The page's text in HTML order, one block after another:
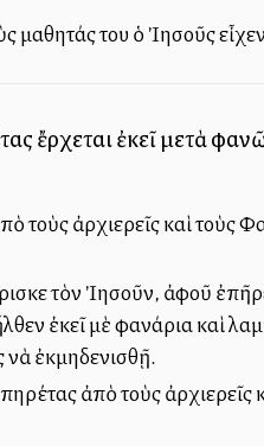
μαθητάς του ὁ Ἰησοῦς
ἔρχεται ἐκεῖ μετὰ
ἀρχιερεῖς καὶ τοὺς
τὸν Ἰησοῦν, ἀφοῦ
ἐκεῖ μὲ φανάρια καὶ
ἐκμηδενισθῇ.
ἀπὸ τοὺς ἀρχιερεῖς